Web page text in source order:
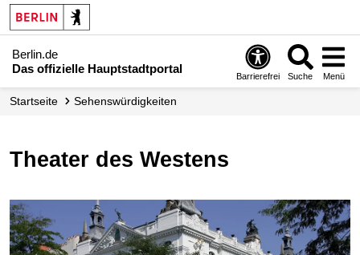
Berlin.de
Das offizielle Hauptstadtportal
Barrierefrei Suche Menü
Startseite Sehenswürdigkeiten
Theater des Westens